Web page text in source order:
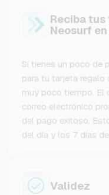
Reciba
Neosurf
Si tienes un poco de
para tu tarjeta regalo
muy poco tiempo. El
correo electrónico
del pago exitoso.
del día y los 7 días
Validez